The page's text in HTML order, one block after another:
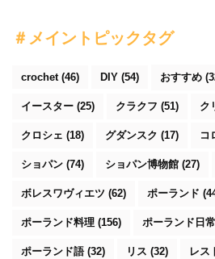
＃メイントピックタグ
crochet(46) DIY (54) おすすめ
イースター (25) クラクフ (51) ク
クロシェ (18) グダンスク (17) コ
ショパン (74) ショパン博物館 (27)
ボレスワヴィエツ (62) ポーランド
ポーランド料理 (156) ポーランド日
ポーランド語(32) リス (32) レス